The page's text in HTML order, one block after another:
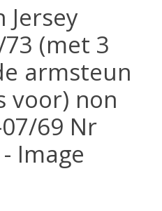
Jersey
(met 3
armsteun
voor) non
69 Nr
Image